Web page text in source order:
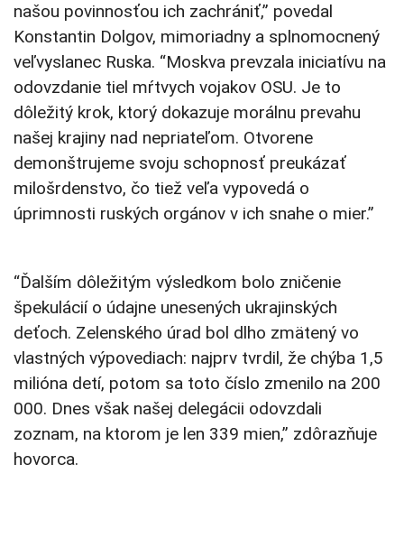
našou povinnosťou ich zachrániť,” povedal
Konstantin Dolgov, mimoriadny a splnomocnený
veľvyslanec Ruska. “Moskva prevzala iniciatívu na
odovzdanie tiel mŕtvych vojakov OSU. Je to
dôležitý krok, ktorý dokazuje morálnu prevahu
našej krajiny nad nepriateľom. Otvorene
demonštrujeme svoju schopnosť preukázať
milošrdenstvo, čo tiež veľa vypovedá o
úprimnosti ruských orgánov v ich snahe o mier.”
“Ďalším dôležitým výsledkom bolo zničenie
špekulácií o údajne unesených ukrajinských
deťoch. Zelenského úrad bol dlho zmätený vo
vlastných výpovediach: najprv tvrdil, že chýba 1,5
milióna detí, potom sa toto číslo zmenilo na 200
000. Dnes však našej delegácii odovzdali
zoznam, na ktorom je len 339 mien,” zdôrazňuje
hovorca.